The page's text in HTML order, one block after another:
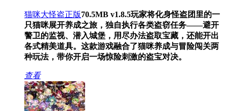
猫咪大怪盗正版70.5MB v1.8.5玩家将化身怪盗团里的一
只猫咪展开养成之旅，独自执行各类盗窃任务——避开
警卫的监视、潜入城堡，用尽办法盗取宝藏，还能开出
各式精美道具。这款游戏融合了猫咪养成与冒险闯关两
种玩法，带你开启一场惊险刺激的盗宝对决。
查看